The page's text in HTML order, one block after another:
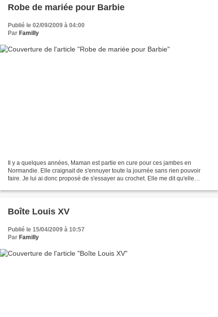
Robe de mariée pour Barbie
Publié le 02/09/2009 à 04:00
Par Familly
Il y a quelques années, Maman est partie en cure pour ces jambes en
Normandie. Elle craignait de s'ennuyer toute la journée sans rien pouvoir
faire. Je lui ai donc proposé de s'essayer au crochet. Elle me dit qu'elle
Boîte Louis XV
Publié le 15/04/2009 à 10:57
Par Familly